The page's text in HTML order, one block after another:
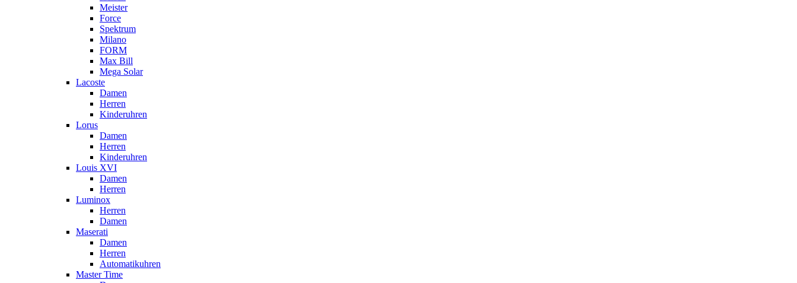
Meister
Force
Spektrum
Milano
FORM
Max Bill
Mega Solar
Lacoste
Damen
Herren
Kinderuhren
Lorus
Damen
Herren
Kinderuhren
Louis XVI
Damen
Herren
Luminox
Herren
Damen
Maserati
Damen
Herren
Automatikuhren
Master Time